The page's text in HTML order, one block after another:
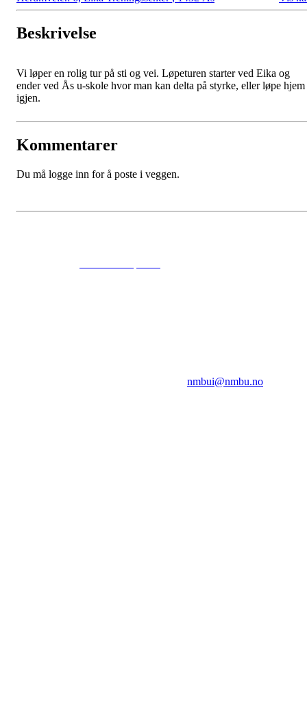
Beskrivelse
Vi løper en rolig tur på sti og vei. Løpeturen starter ved Eika og
ender ved Ås u-skole hvor man kan delta på styrke, eller løpe hjem
igjen.
Kommentarer
Du må logge inn for å poste i veggen.
nmbui@nmbu.no